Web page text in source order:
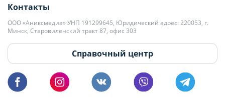
Мы принимаем звонки и отвечаем на письма в будние дни с 9:00 до
18:00.
kb@domovita.by
+375 29 179-11-28 Владислав Гладченко
vg@domovita.by
Пишите и звоните нам в будние дни с 8:00 до 20:00.
Контакты
ООО «Аниксмедиа» УНП 191299645, Юридический адрес: 220053, г.
Минск, Старовиленский тракт 87, офис 303
Справочный центр